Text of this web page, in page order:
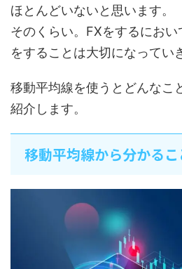
ほとんどいないと思います。
そのくらい。FXをするにお
をすることは大切になってい
移動平均線を使うとどんなこ
紹介します。
移動平均線から分かるこ